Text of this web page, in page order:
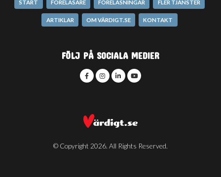
START FÖRELÄSARE FÖRELÄSNINGAR FLER TJÄNSTER
ARTIKLAR OM VÄRDIGT.SE KONTAKT
FÖLJ PÅ SOCIALA MEDIER
© Copyright 2026. All Rights Reserved.